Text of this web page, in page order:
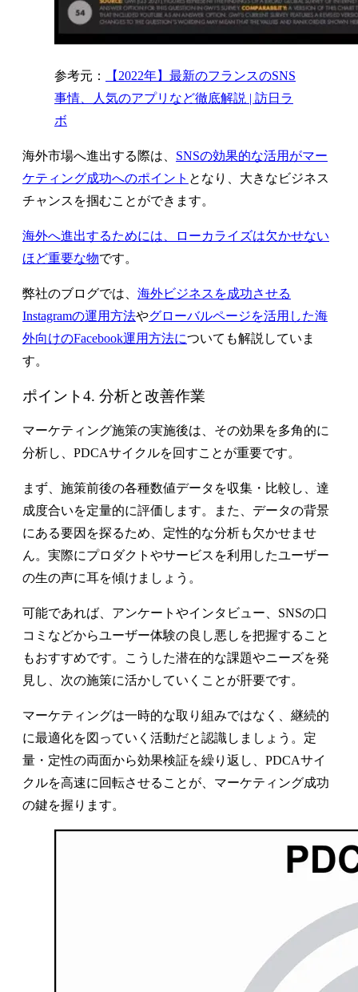
参考元：
【2022年】最新のフランスのSNS
事情、人気のアプリなど徹底解説 | 訪日ラ
ボ
海外市場へ進出する際は、 SNSの効果的な活用がマー
ケティング成功へのポイント となり、大きなビジネス
チャンスを掴むことができます。
海外へ進出するためには、ローカライズは欠かせない
ほど重要な物です。
弊社のブログでは、 海外ビジネスを成功させる
Instagramの運用方法やグローバルページを活用した海
外向けのFacebook運用方法についても解説していま
す。
ポイント4. 分析と改善作業
マーケティング施策の実施後は、その効果を多角的に
分析し、PDCAサイクルを回すことが重要です。
まず、施策前後の各種数値データを収集・比較し、達
成度合いを定量的に評価します。また、データの背景
にある要因を探るため、定性的な分析も欠かせませ
ん。実際にプロダクトやサービスを利用したユーザー
の生の声に耳を傾けましょう。
可能であれば、アンケートやインタビュー、SNSの口
コミなどからユーザー体験の良し悪しを把握すること
もおすすめです。こうした潜在的な課題やニーズを発
見し、次の施策に活かしていくことが肝要です。
マーケティングは一時的な取り組みではなく、継続的
に最適化を図っていく活動だと認識しましょう。定
量・定性の両面から効果検証を繰り返し、PDCAサイ
クルを高速に回転させることが、マーケティング成功
の鍵を握ります。